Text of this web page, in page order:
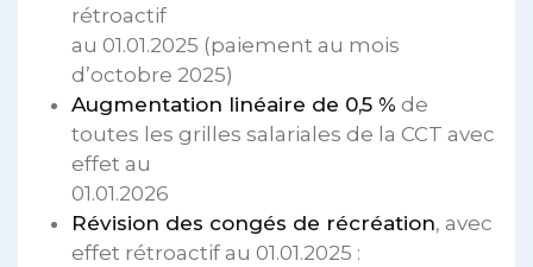
rétroactif
au 01.01.2025 (paiement au mois
d’octobre 2025)
Augmentation linéaire de 0,5 % de
toutes les grilles salariales de la CCT avec
effet au
01.01.2026
Révision des congés de récréation, avec
effet rétroactif au 01.01.2025 :